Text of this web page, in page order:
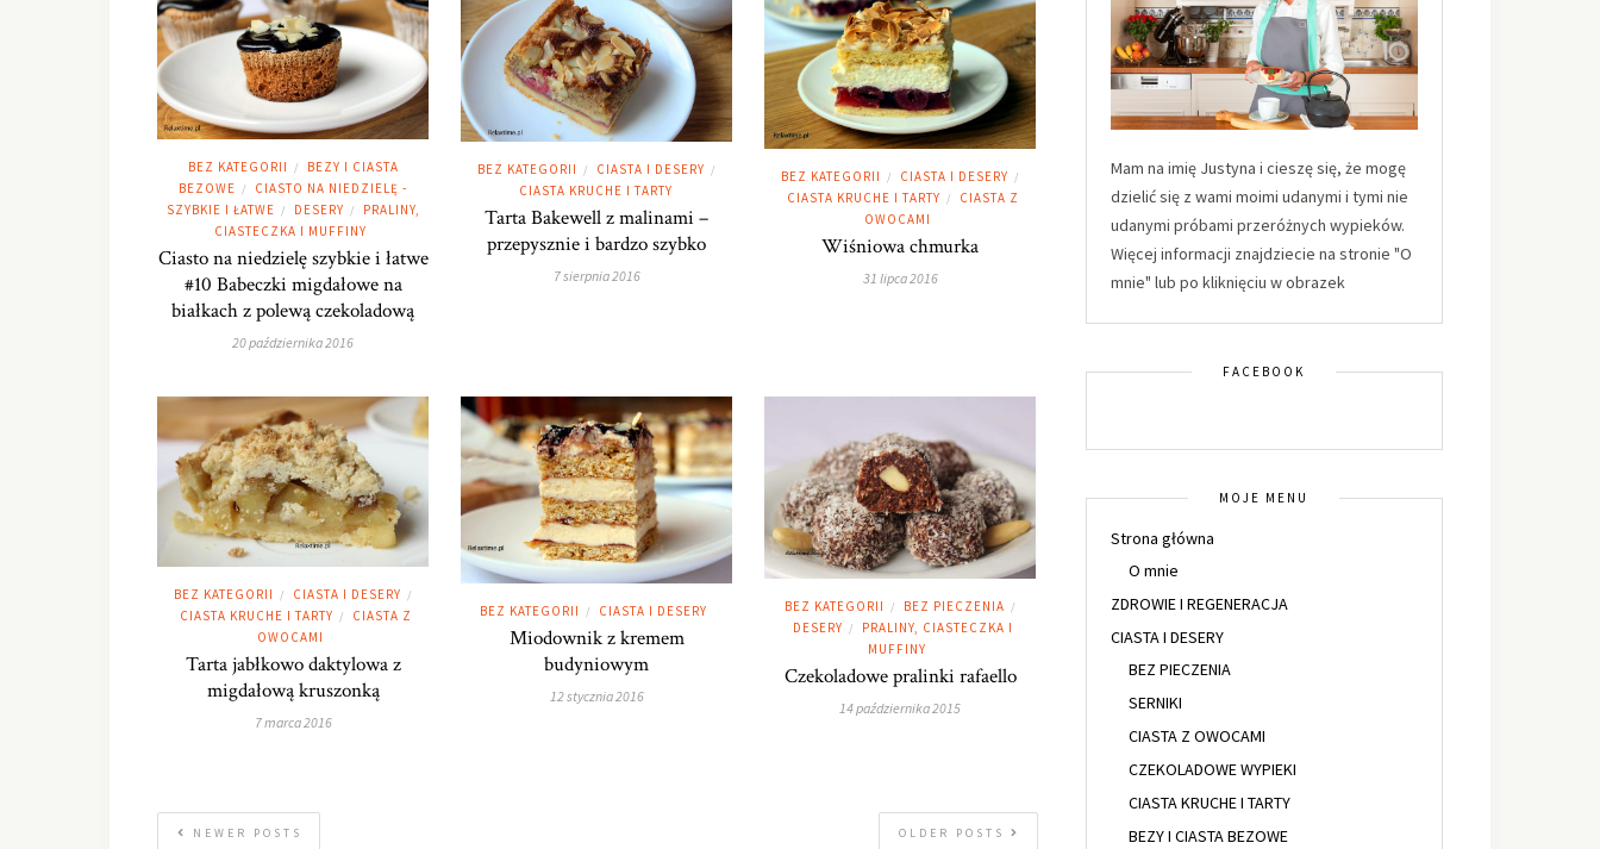
BEZ KATEGORII /
BEZY I CIASTA
BEZOWE /
CIASTO NA NIEDZIELĘ -
SZYBKIE I ŁATWE / DESERY /
PRALINY,
CIASTECZKA I MUFFINY
Ciasto na niedzielę szybkie i łatwe
#10 Babeczki migdałowe na
białkach z polewą czekoladową
20 października 2016
BEZ KATEGORII / CIASTA I DESERY /
CIASTA KRUCHE I TARTY
Tarta Bakewell z malinami –
przepysznie i bardzo szybko
7 sierpnia 2016
BEZ KATEGORII / CIASTA I DESERY /
CIASTA KRUCHE I TARTY /
CIASTA Z
OWOCAMI
Wiśniowa chmurka
31 lipca 2016
BEZ KATEGORII / CIASTA I DESERY /
CIASTA KRUCHE I TARTY /
CIASTA Z
OWOCAMI
Tarta jabłkowo daktylowa z
migdałową kruszonką
7 marca 2016
BEZ KATEGORII / CIASTA I DESERY
Miodownik z kremem
budyniowym
12 stycznia 2016
BEZ KATEGORII / BEZ PIECZENIA /
DESERY /
PRALINY, CIASTECZKA I
MUFFINY
Czekoladowe pralinki rafaello
14 października 2015
OLDER POSTS
NEWER POSTS
Mam na imię Justyna i cieszę się, że mogę
dzielić się z wami moimi udanymi i tymi nie
udanymi próbami przeróżnych wypieków.
Więcej informacji znajdziecie na stronie "O
mnie" lub po kliknięciu w obrazek
FACEBOOK
MOJE MENU
Strona główna
O mnie
ZDROWIE I REGENERACJA
CIASTA I DESERY
BEZ PIECZENIA
SERNIKI
CIASTA Z OWOCAMI
CZEKOLADOWE WYPIEKI
CIASTA KRUCHE I TARTY
BEZY I CIASTA BEZOWE